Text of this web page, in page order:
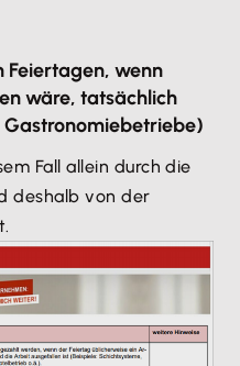
Feiertagen, wenn
wäre, tatsächlich
Fall allein durch die
deshalb von der